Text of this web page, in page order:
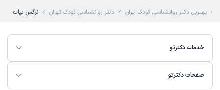
بهترین دکتر روانشناسی کودک ایران دکتر روانشناسی کودک تهران نرگس بیات
خدمات دکترتو
صفحات دکترتو